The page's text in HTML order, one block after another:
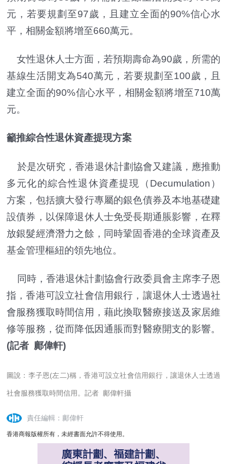
元，若要規劃至97歲，且建立全面的90%信心水
平，相關金額將增至660萬元。
女性退休人士方面，若預期壽命為90歲，所需的
基線生活開支為540萬元，若要規劃至100歲，且
建立全面的90%信心水平，相關金額將增至710萬
元。
籲推綜合性退休資產提現方案
於是次研究，香港退休計劃協會又建議，應推動
多元化的綜合性退休資產提現（Decumulation）
方案，包括擴大發行專屬的銀色債券及本地基礎建
設債券，以保障退休人士免受長期通脹影響，在釋
放銀髮經濟潛力之餘，同時鞏固香港的全球資產及
基金管理樞紐的領先地位。
同時，香港退休計劃協會行政委員會主席李子恩
指，香港可設立社會信用銀行，讓退休人士透過社
會服務獲取時間信用，藉此換取醫療接送及家居維
修等服務，從而降低因通脹而對醫療開支的影響。
(記者 鄺偉軒)
圖說：李子恩(左二)稱，香港可設立社會信用銀行，讓退休人士透過
社會服務獲取時間信用。記者 鄺偉軒攝
責任編輯：鄺偉軒
香港商報版權所有，未經書面允許不得使用。